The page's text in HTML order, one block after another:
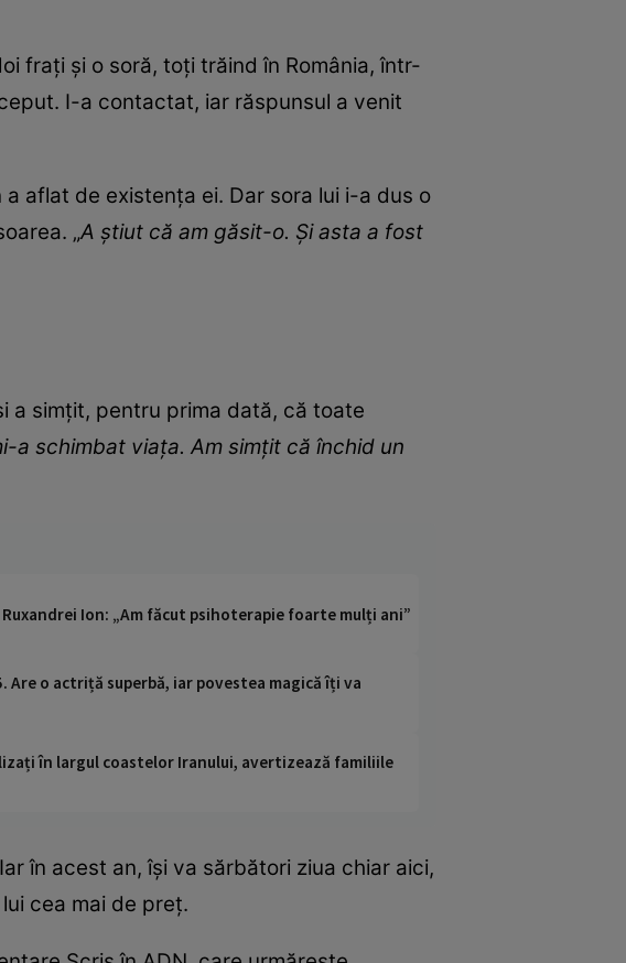
frați și o soră, toți trăind în România, într-
I-a contactat, iar răspunsul a venit
aflat de existența ei. Dar sora lui i-a dus o
„A știut că am găsit-o. Și asta a fost
a simțit, pentru prima dată, că toate
a schimbat viața. Am simțit că închid un
Ion: „Am făcut psihoterapie foarte mulți ani”
o actriță superbă, iar povestea magică îți va
în largul coastelor Iranului, avertizează familiile
în acest an, își va sărbători ziua chiar aici,
cea mai de preț.